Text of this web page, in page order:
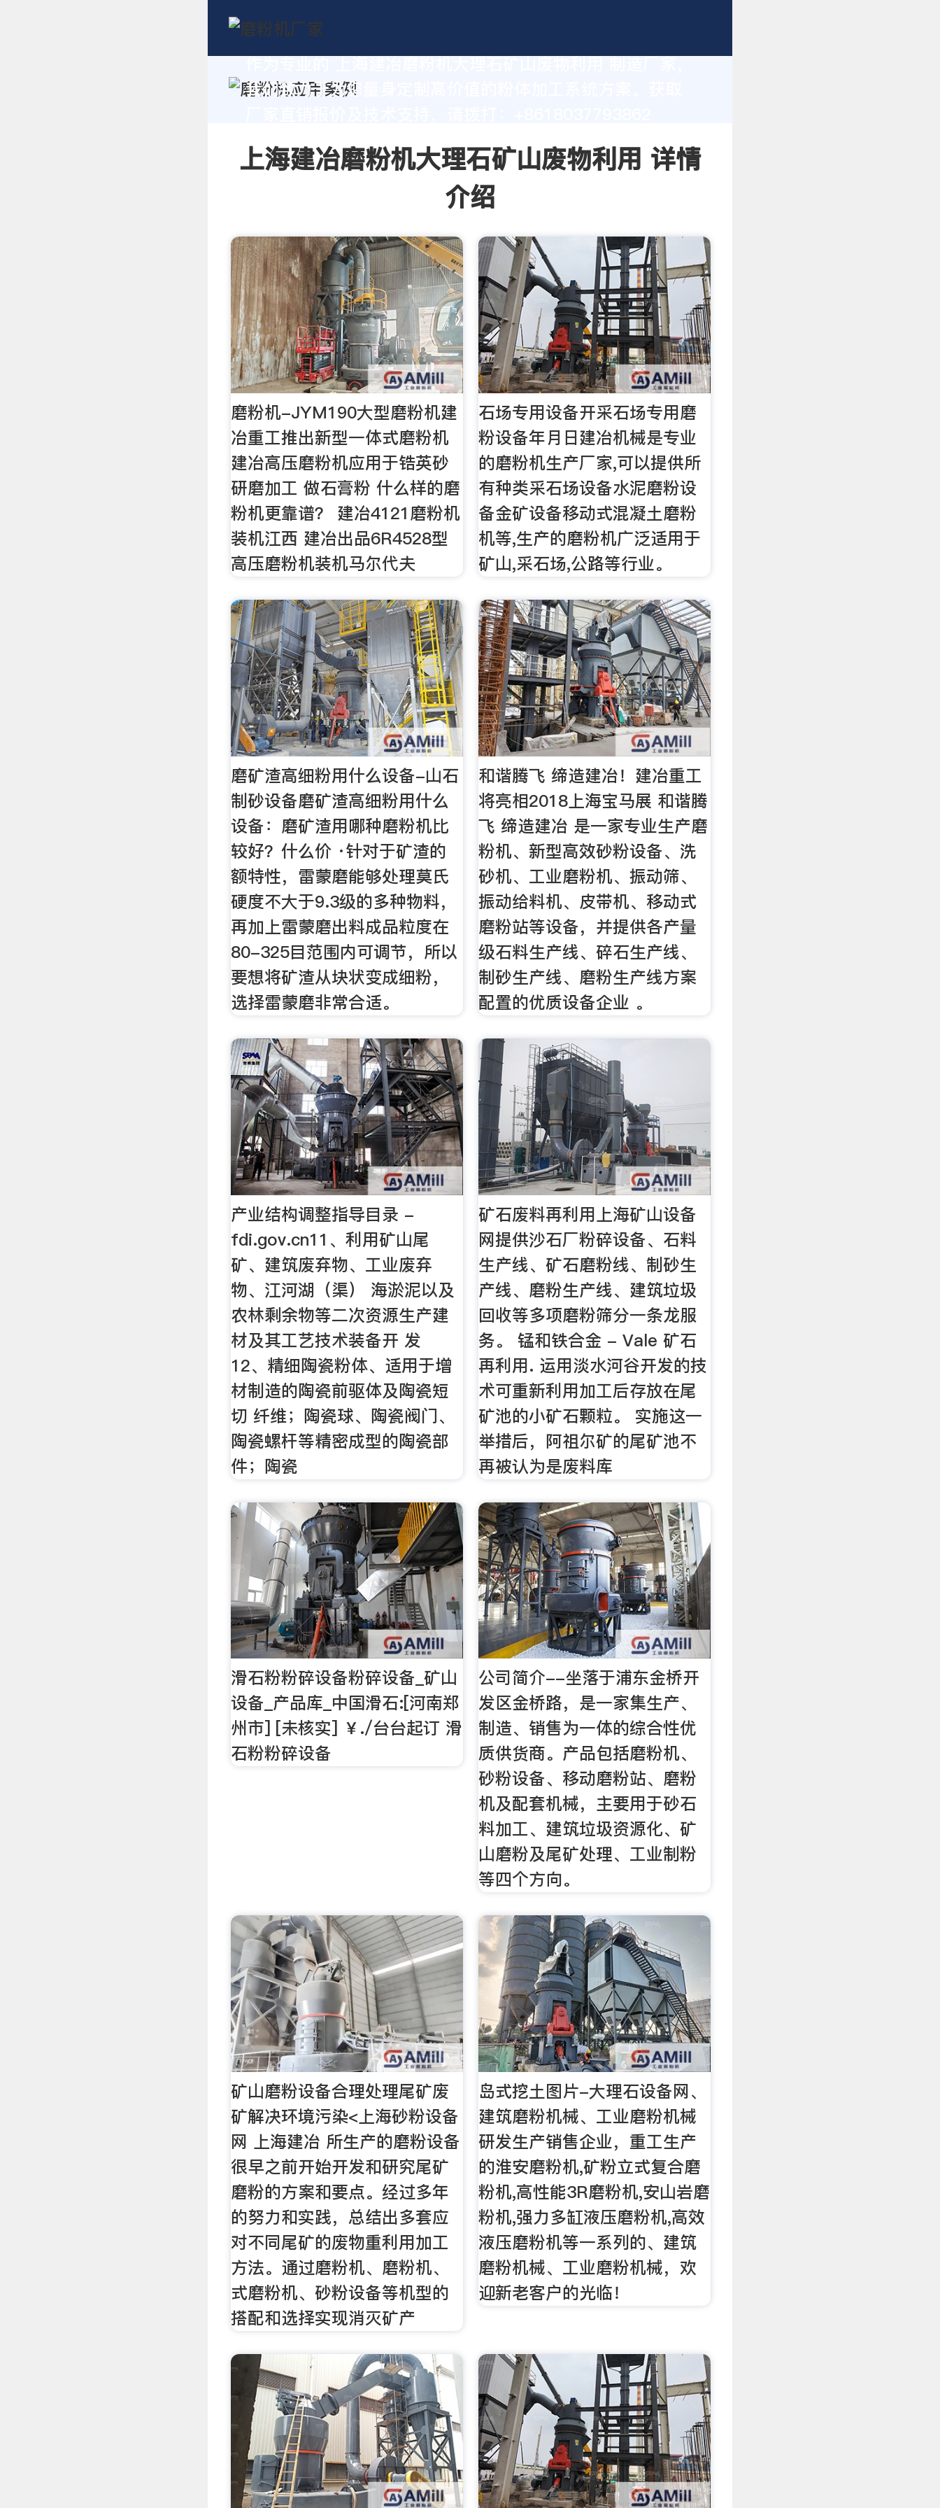
我们致力于为您量身定制高价值的粉体加工系统方案。获取
上海建冶磨粉机大理石矿山废物利用 详情
介绍
磨粉机-JYM190大型磨粉机建
冶重工推出新型一体式磨粉机
建冶高压磨粉机应用于锆英砂
研磨加工 做石膏粉 什么样的磨
粉机更靠谱？ 建冶4121磨粉机
装机江西 建冶出品6R4528型
高压磨粉机装机马尔代夫
石场专用设备开采石场专用磨
粉设备年月日建冶机械是专业
的磨粉机生产厂家,可以提供所
有种类采石场设备水泥磨粉设
备金矿设备移动式混凝土磨粉
机等,生产的磨粉机广泛适用于
矿山,采石场,公路等行业。
磨矿渣高细粉用什么设备-山石
制砂设备磨矿渣高细粉用什么
设备：磨矿渣用哪种磨粉机比
较好？什么价 ·针对于矿渣的
额特性，雷蒙磨能够处理莫氏
硬度不大于9.3级的多种物料，
再加上雷蒙磨出料成品粒度在
80-325目范围内可调节，所以
要想将矿渣从块状变成细粉，
选择雷蒙磨非常合适。
和谐腾飞 缔造建冶！建冶重工
将亮相2018上海宝马展 和谐腾
飞 缔造建冶 是一家专业生产磨
粉机、新型高效砂粉设备、洗
砂机、工业磨粉机、振动筛、
振动给料机、皮带机、移动式
磨粉站等设备，并提供各产量
级石料生产线、碎石生产线、
制砂生产线、磨粉生产线方案
配置的优质设备企业 。
产业结构调整指导目录 -
fdi.gov.cn11、利用矿山尾
矿、建筑废弃物、工业废弃
物、江河湖（渠） 海淤泥以及
农林剩余物等二次资源生产建
材及其工艺技术装备开 发
12、精细陶瓷粉体、适用于增
材制造的陶瓷前驱体及陶瓷短
切 纤维；陶瓷球、陶瓷阀门、
陶瓷螺杆等精密成型的陶瓷部
件；陶瓷
矿石废料再利用上海矿山设备
网提供沙石厂粉碎设备、石料
生产线、矿石磨粉线、制砂生
产线、磨粉生产线、建筑垃圾
回收等多项磨粉筛分一条龙服
务。 锰和铁合金 - Vale 矿石
再利用. 运用淡水河谷开发的技
术可重新利用加工后存放在尾
矿池的小矿石颗粒。 实施这一
举措后，阿祖尔矿的尾矿池不
再被认为是废料库
滑石粉粉碎设备粉碎设备_矿山
设备_产品库_中国滑石:[河南郑
州市] [未核实] ￥./台台起订 滑
石粉粉碎设备
公司简介--坐落于浦东金桥开
发区金桥路，是一家集生产、
制造、销售为一体的综合性优
质供货商。产品包括磨粉机、
砂粉设备、移动磨粉站、磨粉
机及配套机械，主要用于砂石
料加工、建筑垃圾资源化、矿
山磨粉及尾矿处理、工业制粉
等四个方向。
矿山磨粉设备合理处理尾矿废
矿解决环境污染<上海砂粉设备
网 上海建冶 所生产的磨粉设备
很早之前开始开发和研究尾矿
磨粉的方案和要点。经过多年
的努力和实践，总结出多套应
对不同尾矿的废物重利用加工
方法。通过磨粉机、磨粉机、
式磨粉机、砂粉设备等机型的
搭配和选择实现消灭矿产
岛式挖土图片-大理石设备网、
建筑磨粉机械、工业磨粉机械
研发生产销售企业，重工生产
的淮安磨粉机,矿粉立式复合磨
粉机,高性能3R磨粉机,安山岩磨
粉机,强力多缸液压磨粉机,高效
液压磨粉机等一系列的、建筑
磨粉机械、工业磨粉机械，欢
迎新老客户的光临！